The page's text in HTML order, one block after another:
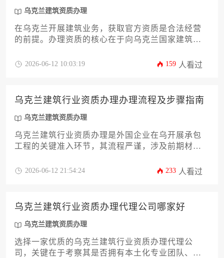
乌克兰建筑资质办理
在乌克兰开展建筑业务，获取官方资质是合法经营
的前提。办理资质的核心在于向乌克兰国家建筑与
主要包括公司主体文件、财务证明、专业人员资质
2026-06-12 10:03:19 159 人看过
乌克兰建筑行业资质办理办理流程及步骤指南
乌克兰建筑资质办理
乌克兰建筑行业资质办理是外国企业在乌开展承包
工程的关键准入环节，其流程严谨，涉及前期材料
专家评审、现场核查及最终发证等多个步骤。成功
2026-06-12 21:54:24 233 人看过
乌克兰建筑行业资质办理代理公司哪家好
乌克兰建筑资质办理
选择一家优质的乌克兰建筑行业资质办理代理公
司，关键在于考察其是否拥有本土化专业团队、对